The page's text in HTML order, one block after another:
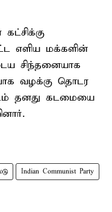
எளிய மக்களின்
சிந்தனையாக
வழக்கு தொடர
தனது கடமையை
Indian Communist Party